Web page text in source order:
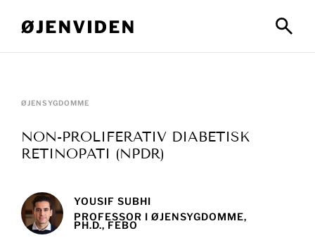
ØJENSYGDOMME
NON-PROLIFERATIV DIABETISK
RETINOPATI (NPDR)
YOUSIF SUBHI
PROFESSOR I ØJENSYGDOMME,
PH.D., FEBO